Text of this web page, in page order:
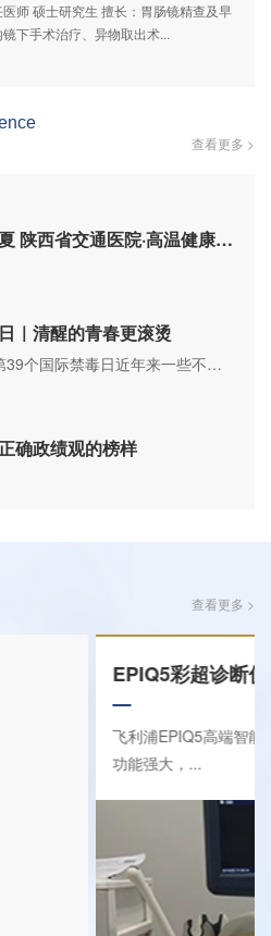
师 硕士研究生 擅长：胃肠镜精查及早
下手术治疗、异物取出术...
查看更多 >
科学防暑，平安度夏 陕西省交通医院·高温健康指南
｜清醒的青春更滚烫
今天（6月26日）是第39个国际禁毒日近年来一些不法分子将毒品包装成...
确政绩观的榜样
查看更多 >